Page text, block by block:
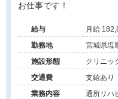
お仕事です！
給与
勤務地
宮城県塩
施設形態
クリニッ
ア）
交通費
支給あり
業務内容
通所リハ